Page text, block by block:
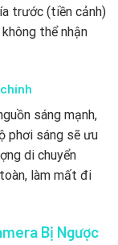
trước (tiền cảnh)
thể nhận
sáng mạnh,
phơi sáng sẽ ưu
di chuyển
làm mất đi
Bị Ngược